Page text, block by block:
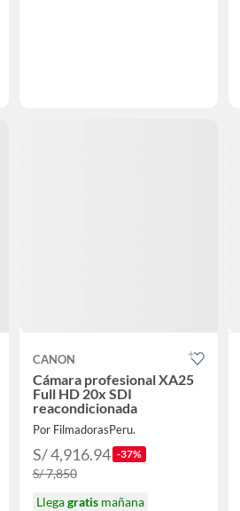
CANON
Cámara profesional XA25
Full HD 20x SDI
reacondicionada
Por FilmadorasPeru.
S/ 4,916.94 -37%
S/ 7,850
Llegagratismañana